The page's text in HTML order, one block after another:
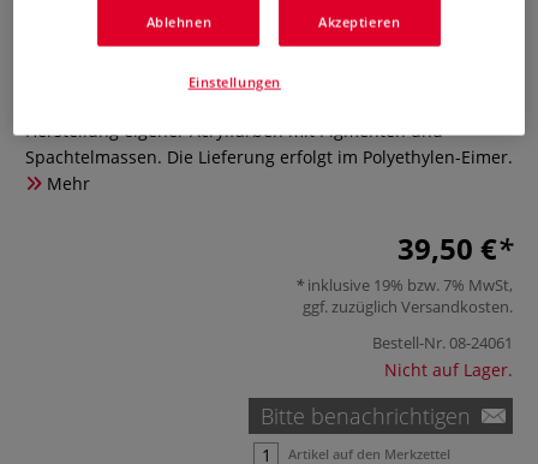
4 Bewertungen
GERSTAECKER Acrylbinder Plv 431 ist ein pulverförmiges
Herstellung eigener Acrylfarben mit Pigmenten und
Spachtelmassen. Die Lieferung erfolgt im Polyethylen-Eimer.
Mehr
39,50 €
inklusive 19% bzw. 7% MwSt,
ggf. zuzüglich Versandkosten.
Bestell-Nr.08-24061
Nicht auf Lager.
Bitte benachrichtigen
Artikel auf den Merkzettel
Ablehnen Akzeptieren
Einstellungen